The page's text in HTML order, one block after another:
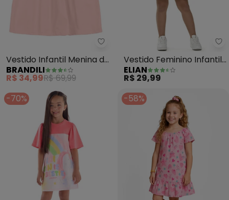
Brandili - Vestido Infantil
Vestido Infantil Menina de
Cerejinha (Rosa)
BRANDILI
R$ 34,99R$ 69,99
Vestido Feminino Infantil
(Rosa)
ELIAN
R$ 29,99
-70%
-58%